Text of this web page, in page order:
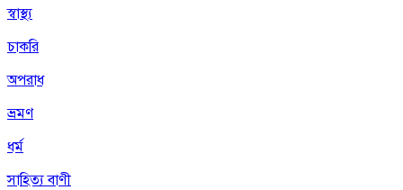
স্বাস্থ্য
চাকরি
অপরাধ
ভ্রমণ
ধর্ম
সাহিত্য বাণী